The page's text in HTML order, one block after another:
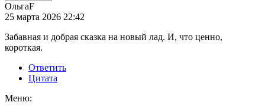
ОльгаF
25 марта 2026 22:42
Забавная и добрая сказка на новый лад. И, что ценно,
короткая.
Ответить
Цитата
Меню: